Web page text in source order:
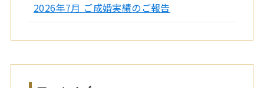
2026年7月 ご成婚実績のご報告